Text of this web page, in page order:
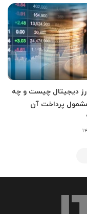
دیجیتال چیست و چه
پرداخت آن